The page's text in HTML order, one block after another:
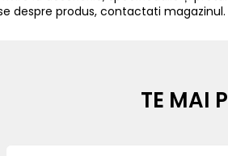
despre produs, contactati magazinul.
TE MAI